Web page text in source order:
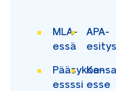
MLA-
essä
APA-
esitys
Pääsykoe-
essssi esse